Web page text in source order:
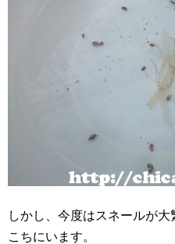
しかし、今度はスネールが
こちにいます。